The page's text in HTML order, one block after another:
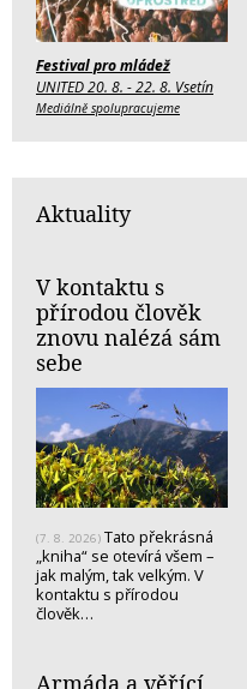
Festival pro mládež
UNITED 20. 8. - 22. 8. Vsetín
Mediálně spolupracujeme
Aktuality
V kontaktu s
přírodou člověk
znovu nalézá sám
sebe
(7. 8. 2026) Tato překrásná
„kniha“ se otevírá všem –
jak malým, tak velkým. V
kontaktu s přírodou
člověk…